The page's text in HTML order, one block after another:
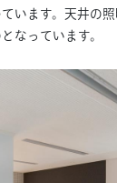
います。天井の
なっています。